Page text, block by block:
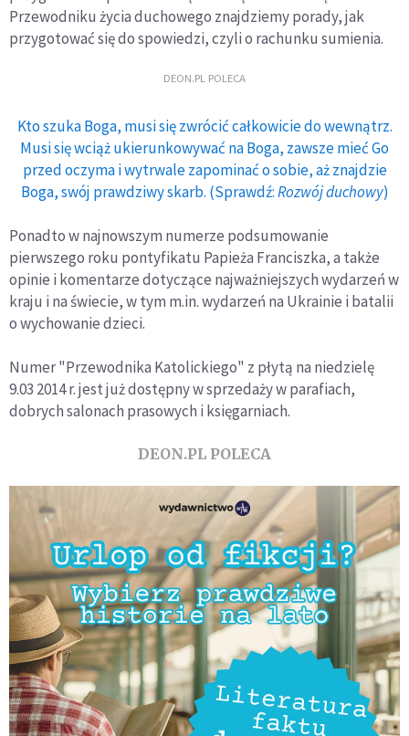
Przewodniku życia duchowego znajdziemy porady, jak
przygotować się do spowiedzi, czyli o rachunku sumienia.
DEON.PL POLECA
Kto szuka Boga, musi się zwrócić całkowicie do wewnątrz.
Musi się wciąż ukierunkowywać na Boga, zawsze mieć Go
przed oczyma i wytrwale zapominać o sobie, aż znajdzie
Boga, swój prawdziwy skarb. (Sprawdź:Rozwój duchowy)
Ponadto w najnowszym numerze podsumowanie
pierwszego roku pontyfikatu Papieża Franciszka, a także
opinie i komentarze dotyczące najważniejszych wydarzeń w
kraju i na świecie, w tym m.in. wydarzeń na Ukrainie i batalii
o wychowanie dzieci.
Numer "Przewodnika Katolickiego" z płytą na niedzielę
9.03 2014 r. jest już dostępny w sprzedaży w parafiach,
dobrych salonach prasowych i księgarniach.
DEON.PL POLECA